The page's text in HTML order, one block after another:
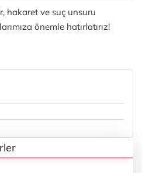
hakaret ve suç unsuru
önemle hatırlatırız!